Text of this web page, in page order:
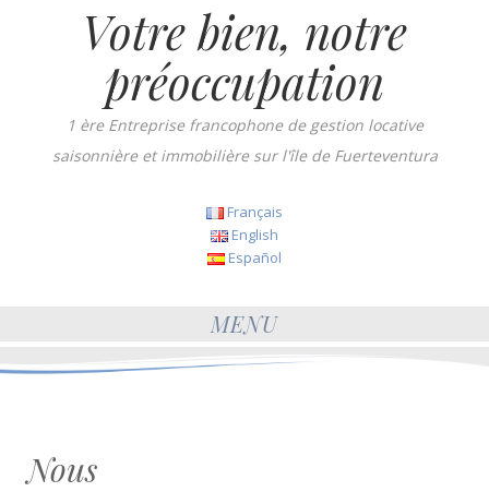
Votre bien, notre
préoccupation
1 ère Entreprise francophone de gestion locative
saisonnière et immobilière sur l'île de Fuerteventura
Français
English
Español
MENU
Nous